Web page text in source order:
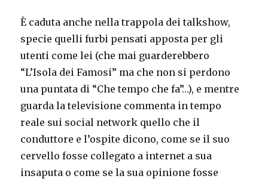
È caduta anche nella trappola dei talkshow,
specie quelli furbi pensati apposta per gli
utenti come lei (che mai guarderebbero
“L’Isola dei Famosi” ma che non si perdono
una puntata di “Che tempo che fa”…), e mentre
guarda la televisione commenta in tempo
reale sui social network quello che il
conduttore e l’ospite dicono, come se il suo
cervello fosse collegato a internet a sua
insaputa o come se la sua opinione fosse